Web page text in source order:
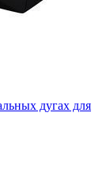
дугах для